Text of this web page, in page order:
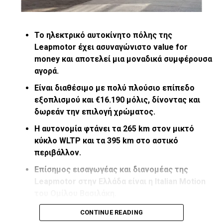
Κώστας Νικολακόπουλος
Το ηλεκτρικό αυτοκίνητο πόλης της
Leapmotor έχει ασυναγώνιστο value for
money και αποτελεί μια μοναδικά συμφέρουσα
αγορά.
Είναι διαθέσιμο με πολύ πλούσιο επίπεδο
εξοπλισμού και €16.190 μόλις, δίνοντας και
δωρεάν την επιλογή χρώματος.
Η αυτονομία φτάνει τα 265 km στον μικτό
κύκλο WLTP και τα 395 km στο αστικό
περιβάλλον.
Επίσημος εισαγωγέας και διανομέας της
Leapmotor στην Ελλάδα είναι η Italian Motion
Το Leapmotor T03 έχει πλέον καθιερωθεί ως το πιο
CONTINUE READING